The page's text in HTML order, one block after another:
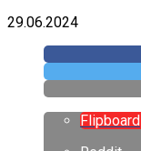
29.06.2024
Flipboard